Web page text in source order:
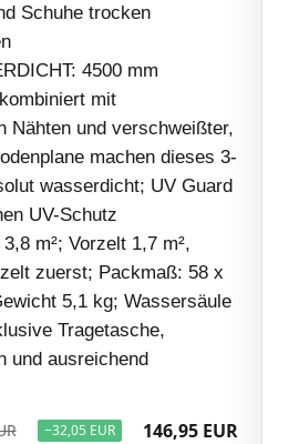
Schuhe trocken
4500 mm
mit
Nähten und verschweißter,
machen dieses 3-
wasserdicht; UV Guard
UV-Schutz
m²; Vorzelt 1,7 m²,
zuerst; Packmaß: 58 x
5,1 kg; Wassersäule
Tragetasche,
und ausreichend
−32,05 EUR 146,95 EUR